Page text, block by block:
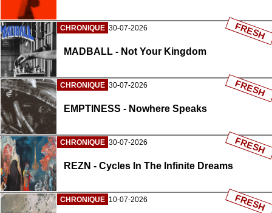
CHRONIQUE 30-07-2026
MADBALL - Not Your Kingdom
FRESH
CHRONIQUE 30-07-2026
EMPTINESS - Nowhere Speaks
FRESH
CHRONIQUE 30-07-2026
REZN - Cycles In The Infinite Dreams
FRESH
CHRONIQUE 10-07-2026 FRESH